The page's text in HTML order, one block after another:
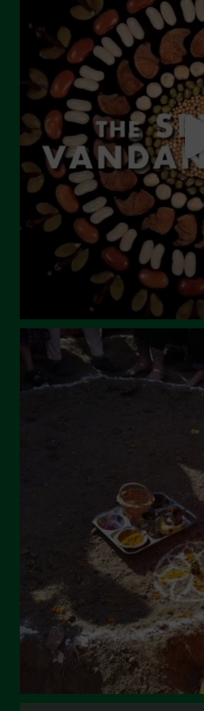
Settembre 2023
Agosto 2023
Luglio 2023
Giugno 2023
Maggio 2023
Aprile 2023
Marzo 2023
Febbraio 2023
Dicembre 2022
Novembre 2022
Ottobre 2022
Settembre 2022
Aprile 2022
Marzo 2022
Febbraio 2022
Gennaio 2022
Dicembre 2021
Novembre 2021